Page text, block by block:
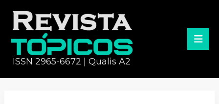
ISSN 2965-6672 | Qualis A2